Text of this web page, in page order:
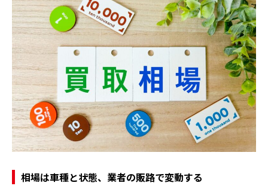
相場は車種と状態、業者の販路で変動する